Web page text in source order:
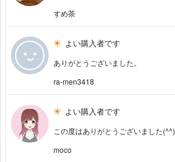
すめ茶
よい購入者です
ありがとうございました。
ra-men3418
よい購入者です
この度はありがとうございました(^^)
moco